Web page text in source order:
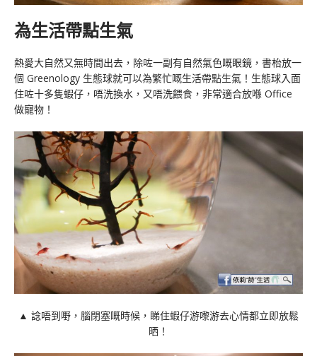
為生活帶點生氣
熱愛大自然又無時間出去，除咗一副有自然氣色嘅眼鏡，書枱放一
個 Greenology 生態球就可以為繁忙嘅生活帶點生氣！生態球入面
住咗十多隻蝦仔，唔洗換水，又唔洗餵食，非常適合放喺 Office
做寵物！
▲ 諗唔到嘢，腦閉塞嘅時候，睇住蝦仔游嚟游去心情都立即放鬆
晒！